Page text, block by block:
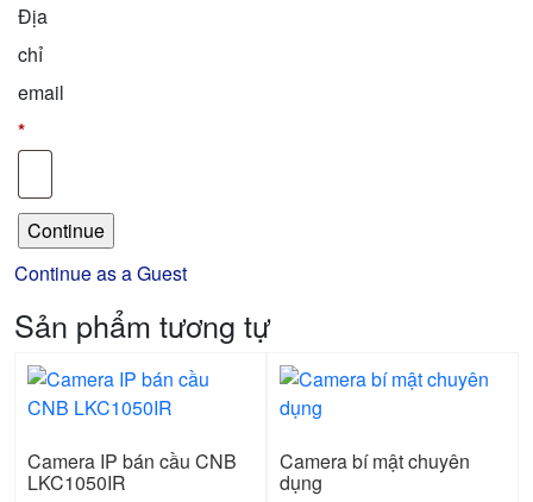
Địa
chỉ
email
*
Continue as a Guest
Sản phẩm tương tự
Camera IP bán cầu CNB
LKC1050IR
Camera bí mật chuyên
dụng